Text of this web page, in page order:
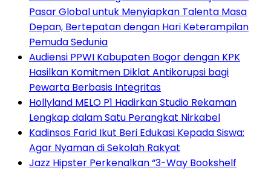
Pasar Global untuk Menyiapkan Talenta Masa
Depan, Bertepatan dengan Hari Keterampilan
Pemuda Sedunia
Audiensi PPWI Kabupaten Bogor dengan KPK
Hasilkan Komitmen Diklat Antikorupsi bagi
Pewarta Berbasis Integritas
Hollyland MELO P1 Hadirkan Studio Rekaman
Lengkap dalam Satu Perangkat Nirkabel
Kadinsos Farid Ikut Beri Edukasi Kepada Siswa:
Agar Nyaman di Sekolah Rakyat
Jazz Hipster Perkenalkan “3-Way Bookshelf